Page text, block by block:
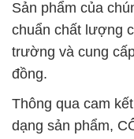
Sản phẩm của
chuẩn chất lượng
trường và cung
đồng.
Thông qua cam
dạng sản phẩm,